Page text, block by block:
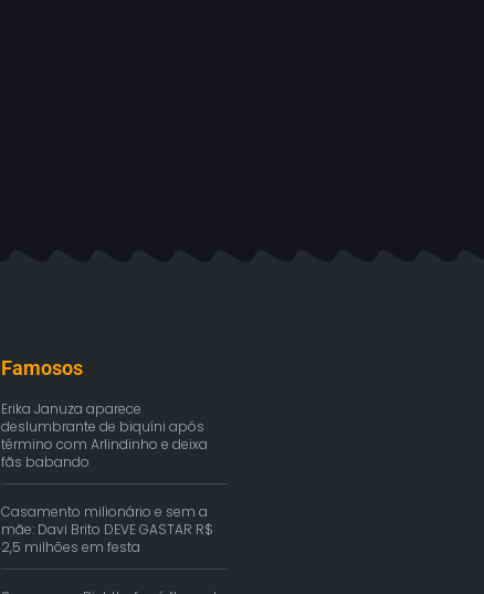
Famosos
Erika Januza aparece
deslumbrante de biquíni após
término com Arlindinho e deixa
fãs babando
Casamento milionário e sem a
mãe: Davi Brito DEVE GASTAR R$
2,5 milhões em festa